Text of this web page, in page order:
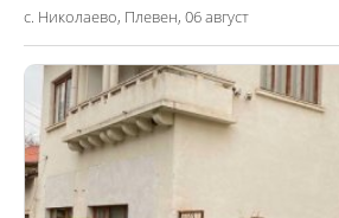
с. Николаево, Плевен, 06 август